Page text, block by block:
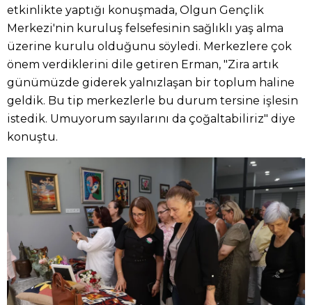
etkinlikte yaptığı konuşmada, Olgun Gençlik
Merkezi'nin kuruluş felsefesinin sağlıklı yaş alma
üzerine kurulu olduğunu söyledi. Merkezlere çok
önem verdiklerini dile getiren Erman, "Zira artık
günümüzde giderek yalnızlaşan bir toplum haline
geldik. Bu tip merkezlerle bu durum tersine işlesin
istedik. Umuyorum sayılarını da çoğaltabiliriz" diye
konuştu.